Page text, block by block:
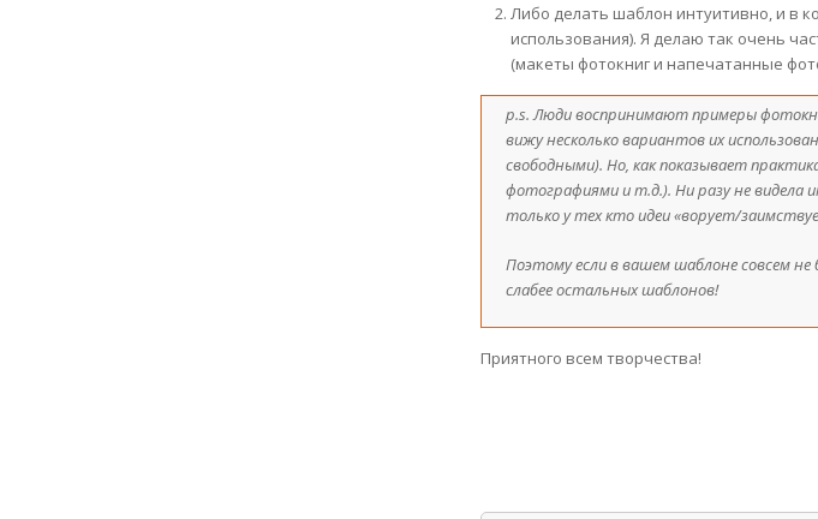
Либо делать шаблон интуитивно, и в
использования). Я делаю так очень
(макеты фотокниг и напечатанные
p.s. Люди воспринимают примеры
вижу несколько вариантов их
свободными). Но, как показывает
фотографиями и т.д.). Ни разу не видела
только у тех кто идеи «ворует/
Поэтому если в вашем шаблоне совсем
слабее остальных шаблонов!
Приятного всем творчества!